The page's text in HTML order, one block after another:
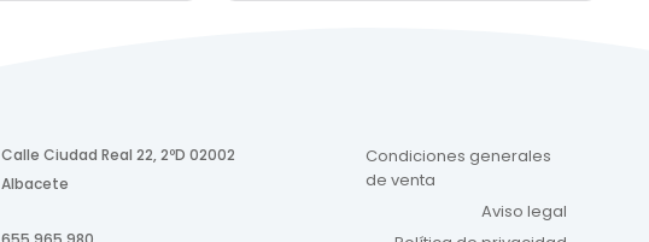
Calle Ciudad Real 22, 2ºD 02002
Albacete
Condiciones generales
de venta
Aviso legal